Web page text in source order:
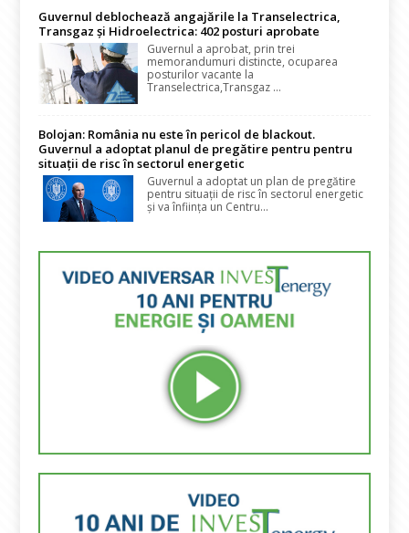
Guvernul deblochează angajările la Transelectrica,
Transgaz și Hidroelectrica: 402 posturi aprobate
Guvernul a aprobat, prin trei
memorandumuri distincte, ocuparea
posturilor vacante la
Transelectrica,Transgaz ...
Bolojan: România nu este în pericol de blackout.
Guvernul a adoptat planul de pregătire pentru pentru
situații de risc în sectorul energetic
Guvernul a adoptat un plan de pregătire
pentru situații de risc în sectorul energetic
și va înființa un Centru...